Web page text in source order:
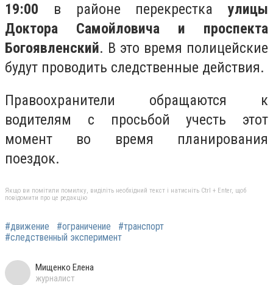
19:00 в районе перекрестка улицы
Доктора Самойловича и проспекта
Богоявленский. В это время полицейские
будут проводить следственные действия.
Правоохранители обращаются к
водителям с просьбой учесть этот
момент во время планирования
поездок.
Якщо ви помітили помилку, виділіть необхідний текст і натисніть Ctrl + Enter, щоб
повідомити про це редакцію
#движение #ограничение
#транспорт
#следственный эксперимент
Мищенко Елена
журналист